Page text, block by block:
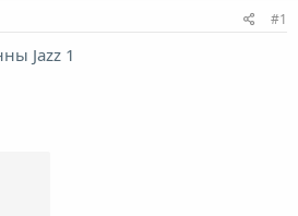
#1
Jazz 1